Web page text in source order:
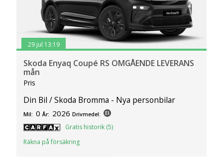
29 jul 13:19
Skoda Enyaq Coupé RS OMGÅENDE LEVERANS
mån
Pris
Din Bil / Skoda Bromma - Nya personbilar
Mil: 0 År: 2026 Drivmedel:
Gratis historik (5)
Räkna på försäkring